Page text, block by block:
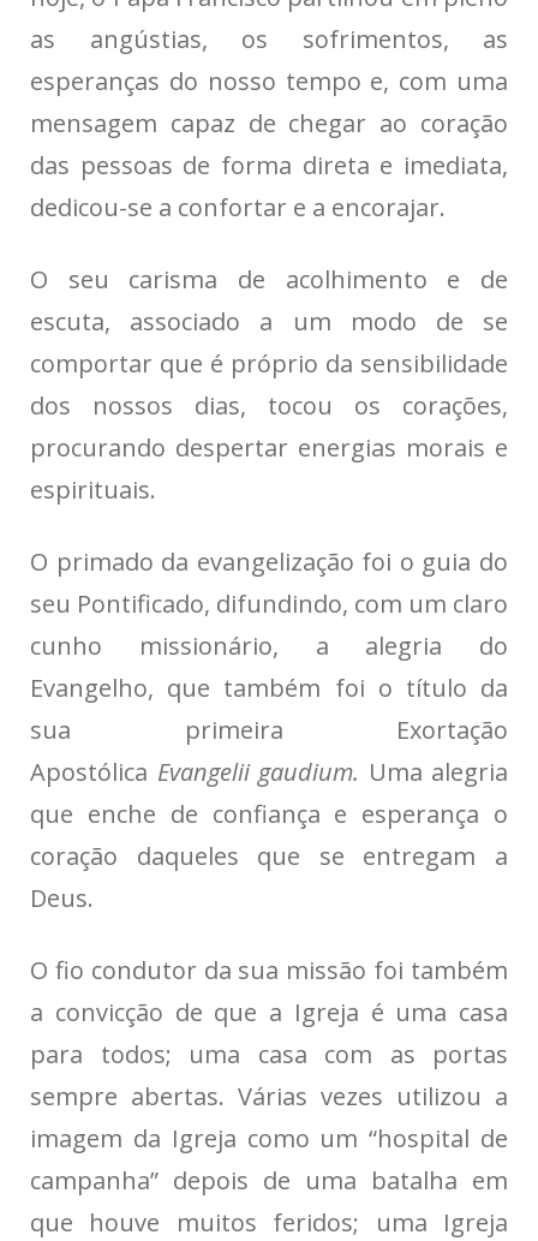
as angústias, os sofrimentos, as
esperanças do nosso tempo e, com uma
mensagem capaz de chegar ao coração
das pessoas de forma direta e imediata,
dedicou-se a confortar e a encorajar.
O seu carisma de acolhimento e de
escuta, associado a um modo de se
comportar que é próprio da sensibilidade
dos nossos dias, tocou os corações,
procurando despertar energias morais e
espirituais.
O primado da evangelização foi o guia do
seu Pontificado, difundindo, com um claro
cunho missionário, a alegria do
Evangelho, que também foi o título da
sua primeira Exortação
Apostólica Evangelii gaudium. Uma alegria
que enche de confiança e esperança o
coração daqueles que se entregam a
Deus.
O fio condutor da sua missão foi também
a convicção de que a Igreja é uma casa
para todos; uma casa com as portas
sempre abertas. Várias vezes utilizou a
imagem da Igreja como um “hospital de
campanha” depois de uma batalha em
que houve muitos feridos; uma Igreja